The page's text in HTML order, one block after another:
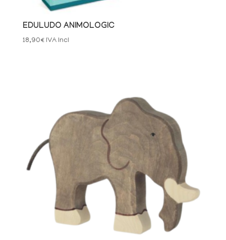
EDULUDO ANIMOLOGIC
18,90€ IVA Incl